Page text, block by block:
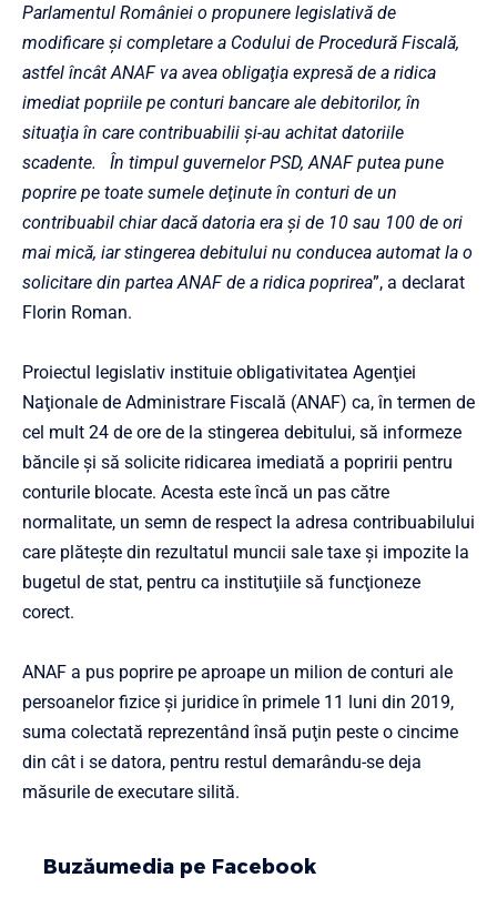
Parlamentul României o propunere legislativă de
modificare şi completare a Codului de Procedură Fiscală,
astfel încât ANAF va avea obligaţia expresă de a ridica
imediat popriile pe conturi bancare ale debitorilor, în
situaţia în care contribuabilii şi-au achitat datoriile
scadente. În timpul guvernelor PSD, ANAF putea pune
poprire pe toate sumele deţinute în conturi de un
contribuabil chiar dacă datoria era şi de 10 sau 100 de ori
mai mică, iar stingerea debitului nu conducea automat la o
solicitare din partea ANAF de a ridica poprirea”, a declarat
Florin Roman.
Proiectul legislativ instituie obligativitatea Agenţiei
Naţionale de Administrare Fiscală (ANAF) ca, în termen de
cel mult 24 de ore de la stingerea debitului, să informeze
băncile şi să solicite ridicarea imediată a popririi pentru
conturile blocate. Acesta este încă un pas către
normalitate, un semn de respect la adresa contribuabilului
care plăteşte din rezultatul muncii sale taxe şi impozite la
bugetul de stat, pentru ca instituţiile să funcţioneze
corect.
ANAF a pus poprire pe aproape un milion de conturi ale
persoanelor fizice şi juridice în primele 11 luni din 2019,
suma colectată reprezentând însă puţin peste o cincime
din cât i se datora, pentru restul demarându-se deja
măsurile de executare silită.
Buzăumedia pe Facebook